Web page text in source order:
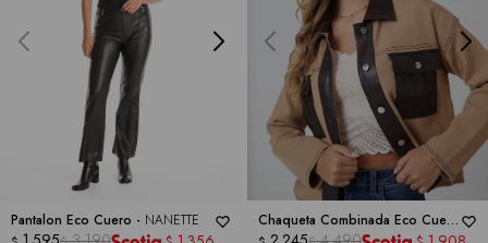
Pantalon Eco Cuero - NANETTE
Chaqueta Combinada Eco Cuero
- NANETTE